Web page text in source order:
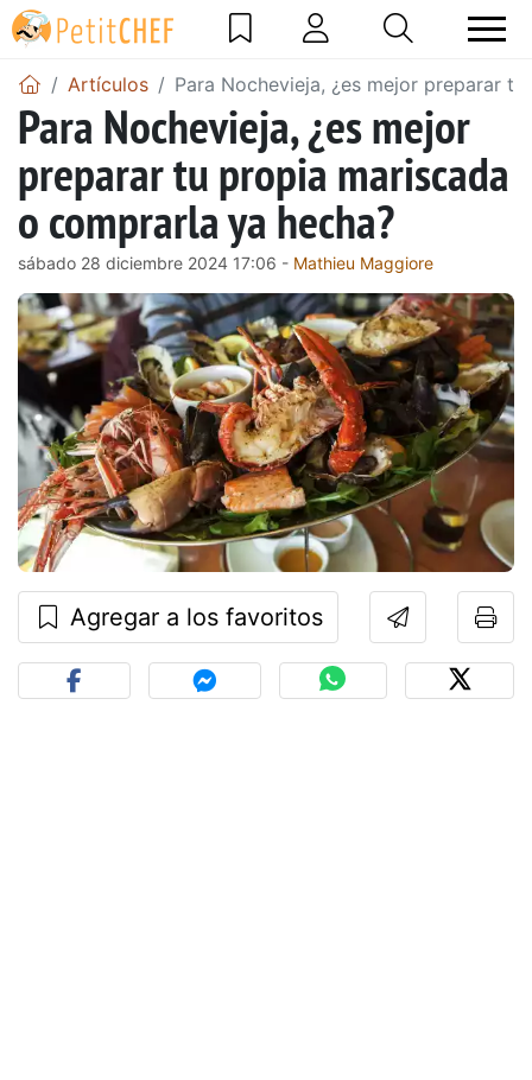
Artículos Para Nochevieja, ¿es mejor preparar
Para Nochevieja, ¿es mejor
preparar tu propia mariscada
o comprarla ya hecha?
sábado 28 diciembre 2024 17:06 - Mathieu Maggiore
Agregar a los favoritos